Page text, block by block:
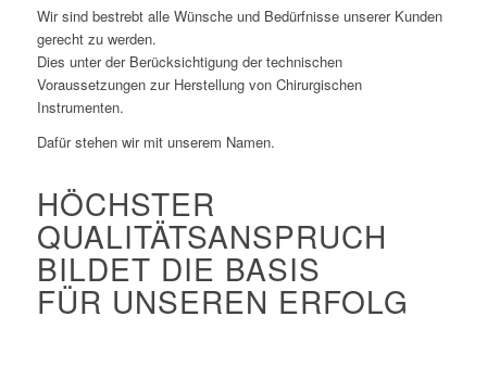
Wir sind bestrebt alle Wünsche und Bedürfnisse unserer Kunden
gerecht zu werden.
Dies unter der Berücksichtigung der technischen
Voraussetzungen zur Herstellung von Chirurgischen
Instrumenten.
Dafür stehen wir mit unserem Namen.
HÖCHSTER
QUALITÄTSANSPRUCH
BILDET DIE BASIS
FÜR UNSEREN ERFOLG